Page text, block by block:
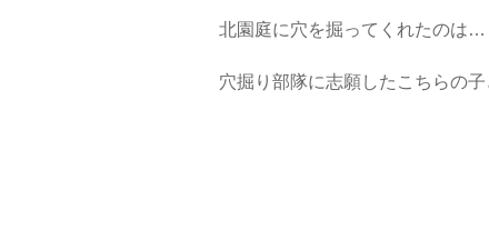
北園庭に穴を掘ってくれたのは…
穴掘り部隊に志願したこちらの子